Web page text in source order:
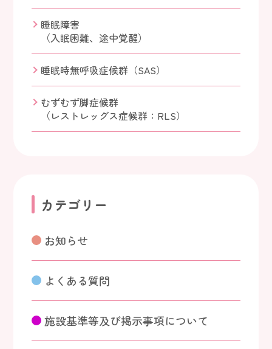
睡眠障害
（入眠困難、途中覚醒）
睡眠時無呼吸症候群（SAS）
むずむず脚症候群
（レストレッグス症候群：RLS）
カテゴリー
お知らせ
よくある質問
施設基準等及び掲示事項について